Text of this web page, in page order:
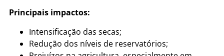
Principais impactos:
Intensificação das secas;
Redução dos níveis de reservatórios;